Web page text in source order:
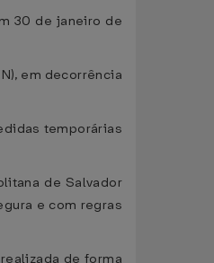
30 de janeiro de
em decorrência
temporárias
de Salvador
e com regras
de forma